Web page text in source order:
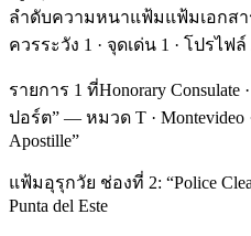
ลำดับความหนาแฟ้มแฟ้มเอกสาร
ควรระวัง 1 · จุดเด่น 1 · โปรไฟล์
รายการ 1 ที่Honorary Consulate
ปอร์ต” — หมวด T · Montevideo
Apostille”
แฟ้มอุรุกวัย ช่องที่ 2: “Police
Punta del Este